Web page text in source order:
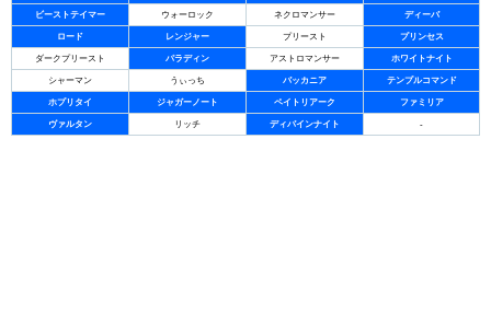
ビーストテイマー ウォーロック ネクロマンサー ディーバ
ロード レンジャー プリースト プリンセス
ダークプリースト パラディン アストロマンサー ホワイトナイト
シャーマン うぃっち バッカニア テンプルコマンド
ホプリタイ ジャガーノート ペイトリアーク ファミリア
ヴァルタン リッチ ディバインナイト -